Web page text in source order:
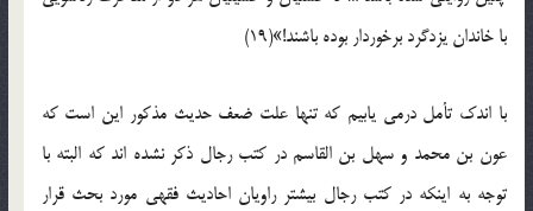
با خاندان یزدگرد برخوردار بوده باشند!»(19)
با اندک تأمل درمی یابیم که تنها علت ضعف حدیث مذکور این است که
عون بن محمد و سهل بن القاسم در کتب رجال ذکر نشده اند که البته با
توجه به اینکه در کتب رجال بیشتر راویان احادیث فقهی مورد بحث قرار